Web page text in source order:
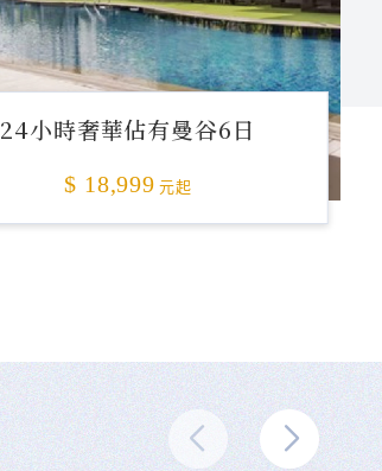
24小時奢華佔有曼谷6日
$ 18,999 元起